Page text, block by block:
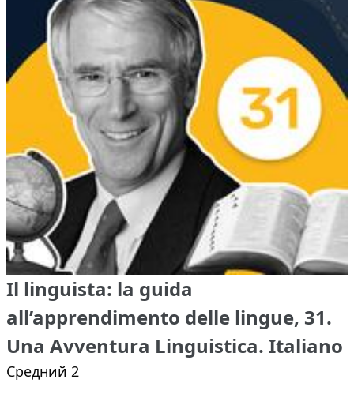
Il linguista: la guida
all’apprendimento delle lingue, 31.
Una Avventura Linguistica. Italiano
Средний 2